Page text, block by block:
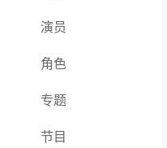
演员
角色
专题
节目